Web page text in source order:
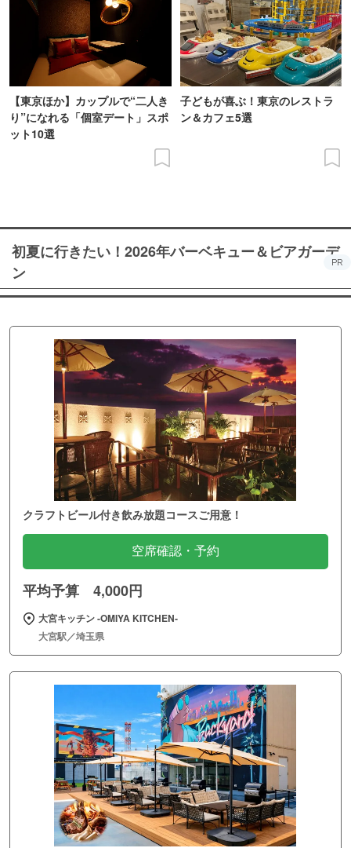
【東京ほか】カップルで“二人き
り”になれる「個室デート」スポ
ット10選
子どもが喜ぶ！東京のレストラ
ン＆カフェ5選
初夏に行きたい！2026年バーベキュー＆ビアガーデ
ン
PR
クラフトビール付き飲み放題コースご用意！
空席確認・予約
平均予算 4,000円
大宮キッチン ‐OMIYA KITCHEN‐
大宮駅／埼玉県